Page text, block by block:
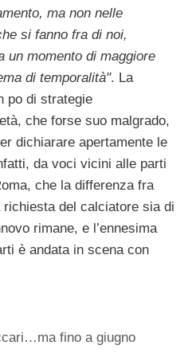
ma non nelle
si fanno fra di noi,
un momento di maggiore
di temporalità". La
po di strategie
che forse suo malgrado,
dichiarare apertamente le
da voci vicini alle parti
che la differenza fra
richiesta del calciatore sia di
rimane, e l’ennesima
è andata in scena con
fino a giugno